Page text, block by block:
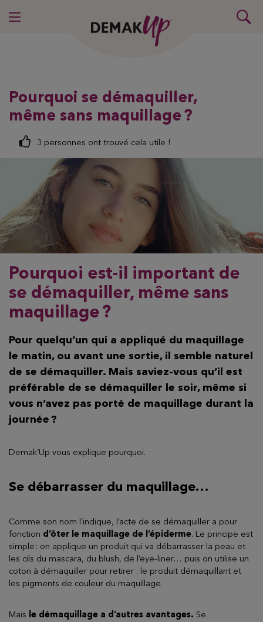
Pourquoi se démaquiller,
même sans maquillage ?
3 personnes ont trouvé cela utile !
Pourquoi est-il important de
se démaquiller, même sans
maquillage ?
Pour quelqu’un qui a appliqué du maquillage
le matin, ou avant une sortie, il semble naturel
de se démaquiller. Mais saviez-vous qu’il est
préférable de se démaquiller le soir, même si
vous n’avez pas porté de maquillage durant la
journée ?
Demak’Up vous explique pourquoi.
Se débarrasser du maquillage…
Comme son nom l’indique, l’acte de se démaquiller a pour
fonction d’ôter le maquillage de l’épiderme. Le principe est
simple : on applique un produit qui va débarrasser la peau et
les cils du mascara, du blush, de l’eye-liner… puis on utilise un
coton à démaquiller pour retirer : le produit démaquillant et
les pigments de couleur du maquillage.
Mais le démaquillage a d’autres avantages. Se